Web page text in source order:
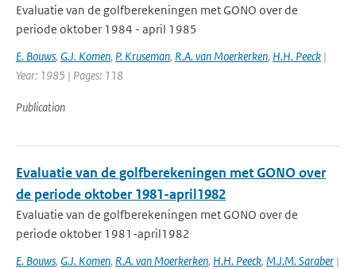
Evaluatie van de golfberekeningen met GONO over de
periode oktober 1984 - april 1985
E. Bouws, G.J. Komen, P. Kruseman, R.A. van Moerkerken, H.H. Peeck |
Year: 1985 | Pages: 118
Publication
Evaluatie van de golfberekeningen met GONO over
de periode oktober 1981-april1982
Evaluatie van de golfberekeningen met GONO over de
periode oktober 1981-april1982
E. Bouws, G.J. Komen, R.A. van Moerkerken, H.H. Peeck, M.J.M. Saraber |